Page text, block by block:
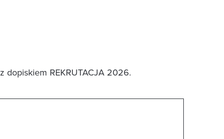
z dopiskiem REKRUTACJA 2026.